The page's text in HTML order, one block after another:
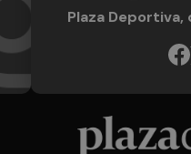
Plaza